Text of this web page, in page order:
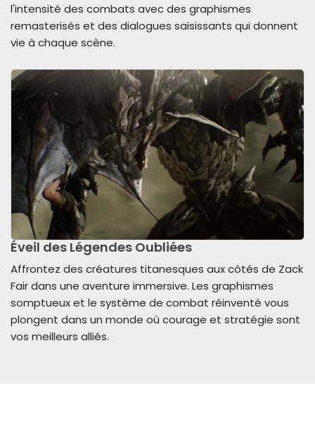
l'intensité des combats avec des graphismes
remasterisés et des dialogues saisissants qui donnent
vie à chaque scène.
Éveil des Légendes Oubliées
Affrontez des créatures titanesques aux côtés de Zack
Fair dans une aventure immersive. Les graphismes
somptueux et le système de combat réinventé vous
plongent dans un monde où courage et stratégie sont
vos meilleurs alliés.